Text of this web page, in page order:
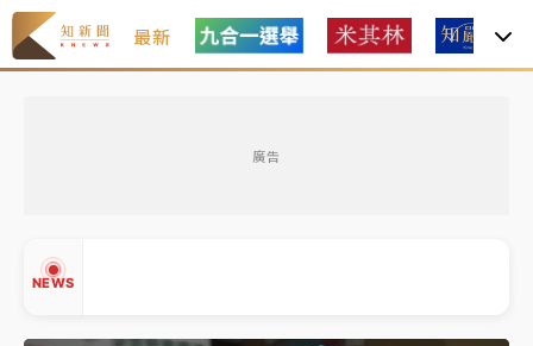
最新
廣告
NEWS
中信慈善基金會想增加董事人數！辜仲諒向法院聲請遭
駁 理由曝光
故宮《龍藏經》特展第2檔！今線上預約開賣一度塞車